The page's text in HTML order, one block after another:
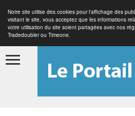
Notre site utilise des cookies pour l'affichage des
visitant le site, vous acceptez que les informations
votre utilisation du site soient partagées avec nos
Tradedoubler ou Timeone.